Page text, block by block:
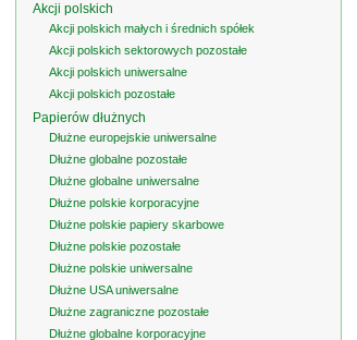
Akcji polskich
Akcji polskich małych i średnich spółek
Akcji polskich sektorowych pozostałe
Akcji polskich uniwersalne
Akcji polskich pozostałe
Papierów dłużnych
Dłużne europejskie uniwersalne
Dłużne globalne pozostałe
Dłużne globalne uniwersalne
Dłużne polskie korporacyjne
Dłużne polskie papiery skarbowe
Dłużne polskie pozostałe
Dłużne polskie uniwersalne
Dłużne USA uniwersalne
Dłużne zagraniczne pozostałe
Dłużne globalne korporacyjne